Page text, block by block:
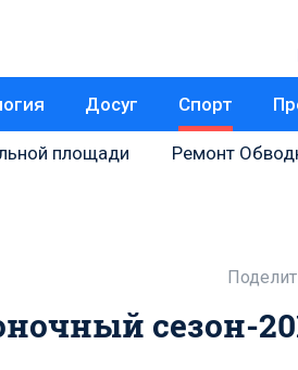
Досуг Спорт
площади Ремонт
сезон-